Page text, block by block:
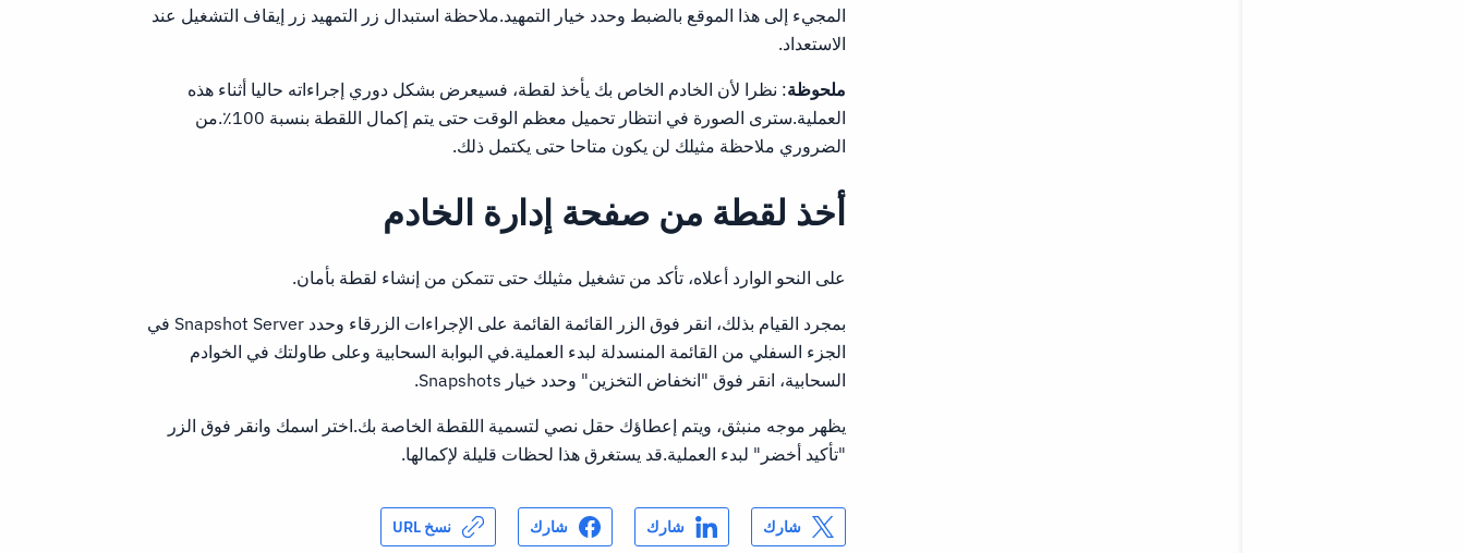
المجيء إلى هذا الموقع بالضبط وحدد خيار التمهيد.ملاحظة استبدال زر التمهيد زر إيقاف التشغيل عند
الاستعداد.
ملحوظة: نظرا لأن الخادم الخاص بك يأخذ لقطة، فسيعرض بشكل دوري إجراءاته حاليا أثناء هذه
العملية.سترى الصورة في انتظار تحميل معظم الوقت حتى يتم إكمال اللقطة بنسبة 100٪.من
الضروري ملاحظة مثيلك لن يكون متاحا حتى يكتمل ذلك.
أخذ لقطة من صفحة إدارة الخادم
على النحو الوارد أعلاه، تأكد من تشغيل مثيلك حتى تتمكن من إنشاء لقطة بأمان.
بمجرد القيام بذلك، انقر فوق الزر القائمة القائمة على الإجراءات الزرقاء وحدد Snapshot Server في
الجزء السفلي من القائمة المنسدلة لبدء العملية.في البوابة السحابية وعلى طاولتك في الخوادم
السحابية، انقر فوق "انخفاض التخزين" وحدد خيار Snapshots.
يظهر موجه منبثق، ويتم إعطاؤك حقل نصي لتسمية اللقطة الخاصة بك.اختر اسمك وانقر فوق الزر
"تأكيد أخضر" لبدء العملية.قد يستغرق هذا لحظات قليلة لإكمالها.
شارك شارك شارك نسخ URL